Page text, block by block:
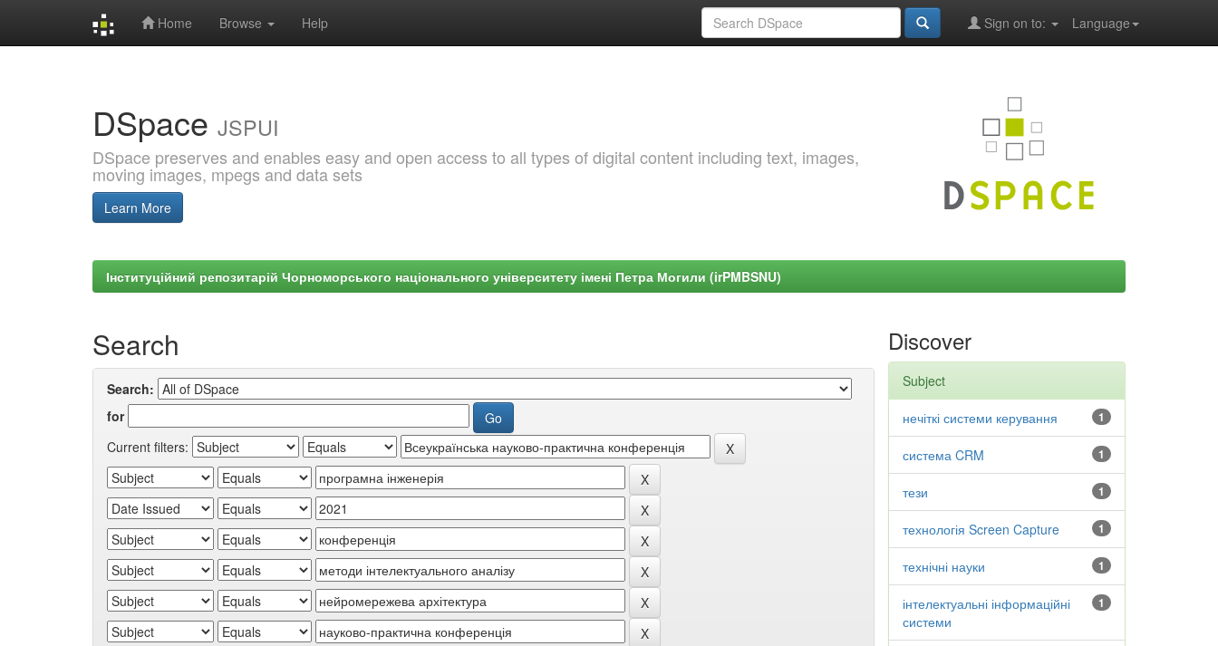
Home Browse Help Language
Sign on to:
DSpace JSPUI
DSpace preserves and enables easy and open access to all types of digital content including text, images,
moving images, mpegs and data sets
Learn More
Інституційний репозитарій Чорноморського національного університету імені Петра Могили (irPMBSNU)
Search
Search:
for
Current filters:
Discover
Subject
1
нечіткі системи керування
1
система CRM
1
тези
1
технологія Screen Capture
1
технічні науки
1
інтелектуальні інформаційні
системи